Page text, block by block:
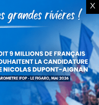
l’usage des
X